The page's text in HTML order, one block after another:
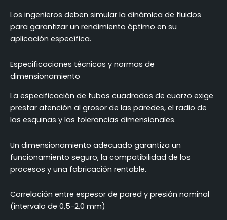
Los ingenieros deben simular la dinámica de fluidos
para garantizar un rendimiento óptimo en su
aplicación específica.
Especificaciones técnicas y normas de
dimensionamiento
La especificación de tubos cuadrados de cuarzo exige
prestar atención al grosor de las paredes, el radio de
las esquinas y las tolerancias dimensionales.
Un dimensionamiento adecuado garantiza un
funcionamiento seguro, la compatibilidad de los
procesos y una fabricación rentable.
Correlación entre espesor de pared y presión nominal
(intervalo de 0,5-2,0 mm)